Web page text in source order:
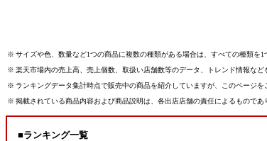
※ サイズや色、数量など1つの商品に複数の種類がある場合は、すべての種類を
※ 楽天市場内の売上高、売上個数、取扱い店舗数等のデータ、トレンド情報な
※ ランキングデータ集計時点で販売中の商品を紹介していますが、このページ
※ 掲載されている商品内容および商品説明は、各出店店舗の責任によるもので
■ランキング一覧